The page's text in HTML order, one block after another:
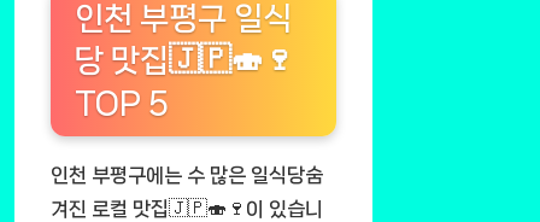
인천 부평구 일식
당 맛집🇯🇵🍣🍷
TOP 5
인천 부평구에는 수 많은 일식당숨
겨진 로컬 맛집🇯🇵🍣🍷이 있습니